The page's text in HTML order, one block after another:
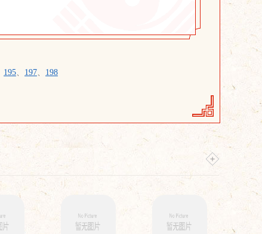
195、 197、 198